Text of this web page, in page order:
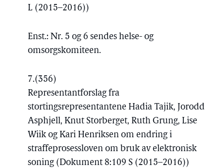
L (2015–2016))
Enst.: Nr. 5 og 6 sendes helse- og
omsorgskomiteen.
7.(356)
Representantforslag fra
stortingsrepresentantene Hadia Tajik, Jorodd
Asphjell, Knut Storberget, Ruth Grung, Lise
Wiik og Kari Henriksen om endring i
straffeprosessloven om bruk av elektronisk
soning (Dokument 8:109 S (2015–2016))